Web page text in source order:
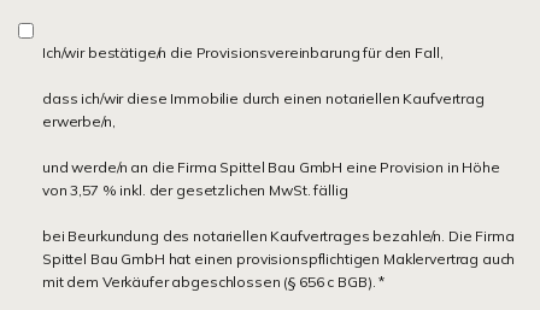
Ich/wir bestätige/n die Provisionsvereinbarung für den Fall,
dass ich/wir diese Immobilie durch einen notariellen Kaufvertrag
erwerbe/n,
und werde/n an die Firma Spittel Bau GmbH eine Provision in Höhe
von 3,57 % inkl. der gesetzlichen MwSt. fällig
bei Beurkundung des notariellen Kaufvertrages bezahle/n. Die Firma
Spittel Bau GmbH hat einen provisionspflichtigen Maklervertrag auch
mit dem Verkäufer abgeschlossen (§ 656 c BGB). *